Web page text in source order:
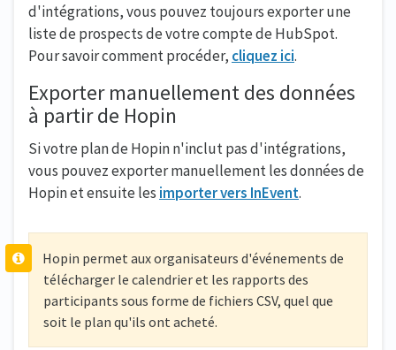
d'intégrations, vous pouvez toujours exporter une
liste de prospects de votre compte de HubSpot.
Pour savoir comment procéder, cliquez ici.
Exporter manuellement des données
à partir de Hopin
Si votre plan de Hopin n'inclut pas d'intégrations,
vous pouvez exporter manuellement les données de
Hopin et ensuite les importer vers InEvent.
Hopin permet aux organisateurs d'événements de
télécharger le calendrier et les rapports des
participants sous forme de fichiers CSV, quel que
soit le plan qu'ils ont acheté.